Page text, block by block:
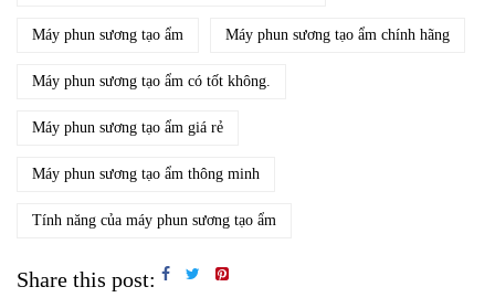
Máy phun sương tạo ẩm Máy phun sương tạo ẩm chính hãng
Máy phun sương tạo ẩm có tốt không.
Máy phun sương tạo ẩm giá rẻ
Máy phun sương tạo ẩm thông minh
Tính năng của máy phun sương tạo ẩm
Share this post: